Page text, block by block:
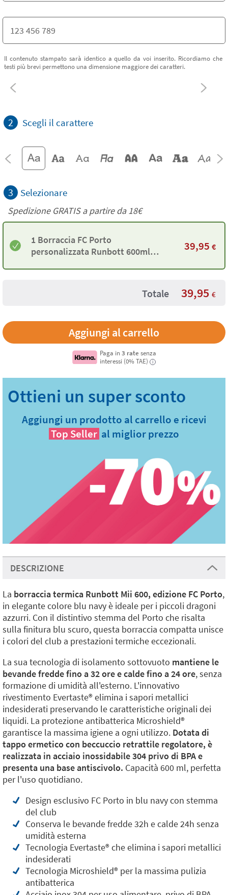
Il contenuto stampato sarà identico a quello da voi inserito. Ricordiamo che
testi più brevi permettono una dimensione maggiore dei caratteri.
2 Scegli il carattere
3 Selezionare
Spedizione GRATIS a partire da18€
1 Borraccia FC Porto
personalizzata Runbott 600ml
39,95 €
Totale 39,95 €
Paga in 3 rate senza
interessi (0% TAE)
i
Aggiungi un prodotto al carrello e ricevi
Top Seller al miglior prezzo
DESCRIZIONE
La borraccia termica Runbott Mii 600, edizione FC Porto,
in elegante colore blu navy è ideale per i piccoli dragoni
azzurri. Con il distintivo stemma del Porto che risalta
sulla finitura blu scuro, questa borraccia compatta unisce
i colori del club a prestazioni termiche eccezionali.
La sua tecnologia di isolamento sottovuoto mantiene le
bevande fredde fino a 32 ore e calde fino a 24 ore, senza
formazione di umidità all'esterno. L'innovativo
rivestimento Evertaste®️ elimina i sapori metallici
indesiderati preservando le caratteristiche originali dei
liquidi. La protezione antibatterica Microshield®️
garantisce la massima igiene a ogni utilizzo. Dotata di
tappo ermetico con beccuccio retrattile regolatore, è
realizzata in acciaio inossidabile 304 privo di BPA e
presenta una base antiscivolo. Capacità 600 ml, perfetta
per l'uso quotidiano.
Design esclusivo FC Porto in blu navy con stemma
del club
Conserva le bevande fredde 32h e calde 24h senza
umidità esterna
Tecnologia Evertaste®️ che elimina i sapori metallici
indesiderati
Tecnologia Microshield®️ per la massima pulizia
antibatterica